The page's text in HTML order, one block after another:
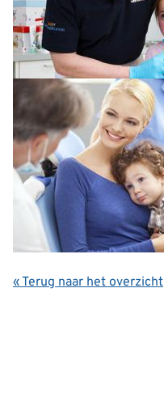
« Terug naar het overzicht